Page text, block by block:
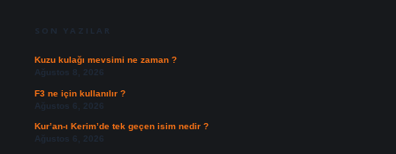
SON YAZILAR
Kuzu kulağı mevsimi ne zaman ?
Ağustos 8, 2026
F3 ne için kullanılır ?
Ağustos 6, 2026
Kur’an-ı Kerim’de tek geçen isim nedir ?
Ağustos 6, 2026